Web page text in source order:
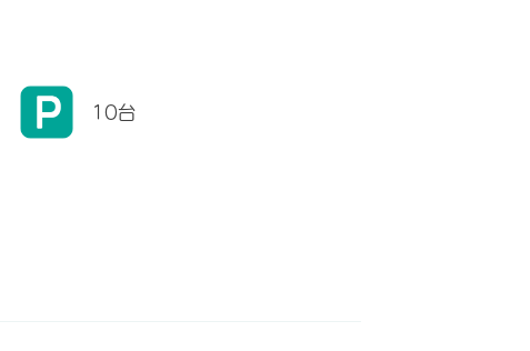
10台